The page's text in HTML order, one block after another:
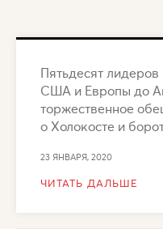
Пятьдесят
США и Европы до
торжественное
о Холокосте и
23 ЯНВАРЯ, 2020
ЧИТАТЬ ДАЛЬШЕ